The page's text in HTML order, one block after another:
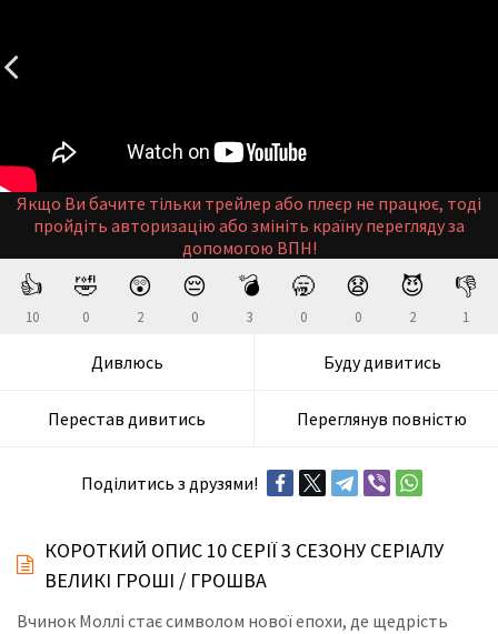
Якщо Ви бачите тільки трейлер або плеєр не працює, тоді
пройдіть авторизацію або змініть країну перегляду за
допомогою ВПН!
👍
10
🤣
0
😲
2
😔
0
💣
3
🥱
0
😧
0
😈
2
👎
1
Дивлюсь Буду дивитись
Перестав дивитись Переглянув повністю
Поділитись з друзями!
КОРОТКИЙ ОПИС 10 СЕРІЇ 3 СЕЗОНУ СЕРІАЛУ
ВЕЛИКІ ГРОШІ / ГРОШВА
Вчинок Моллі стає символом нової епохи, де щедрість